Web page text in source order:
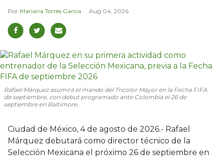
Mariana Torres García Aug 04, 2026
Rafael Márquez asumirá el mando del Tricolor Mayor en la Fecha FIFA
de septiembre, con debut programado ante Colombia el 26 de
septiembre en Baltimore.
Ciudad de México, 4 de agosto de 2026.- Rafael
Márquez debutará como director técnico de la
Selección Mexicana el próximo 26 de septiembre en